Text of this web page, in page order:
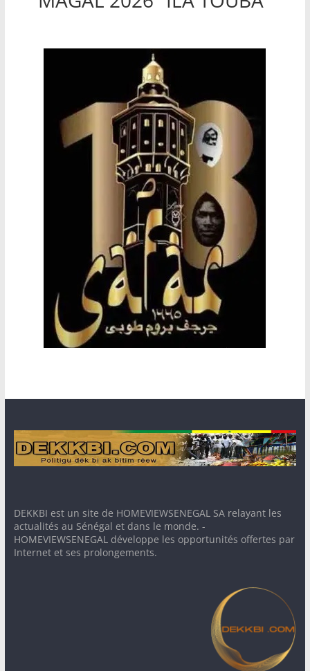
DEKKBI est un site de HOMEVIEWSENEGAL SA relayant les
actualités au Sénégal et dans le monde. -
HOMEVIEWSENEGAL développe les opportunités offertes par
Internet et ses prolongements.